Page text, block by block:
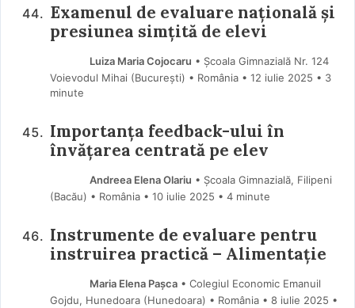
Examenul de evaluare națională și
presiunea simțită de elevi
Luiza Maria Cojocaru • Școala Gimnazială Nr. 124
Voievodul Mihai (Bucureşti) • România
12 iulie 2025 • 3
minute
Importanța feedback-ului în
învățarea centrată pe elev
Andreea Elena Olariu • Școala Gimnazială, Filipeni
(Bacău) • România
10 iulie 2025 • 4 minute
Instrumente de evaluare pentru
instruirea practică – Alimentație
Maria Elena Pașca• Colegiul Economic Emanuil
Gojdu, Hunedoara (Hunedoara) • România
8 iulie 2025 •